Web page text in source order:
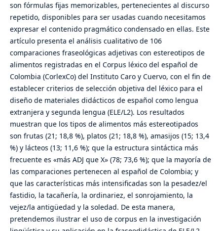
son fórmulas fijas memorizables, pertenecientes al discurso
repetido, disponibles para ser usadas cuando necesitamos
expresar el contenido pragmático condensado en ellas. Este
artículo presenta el análisis cualitativo de 106
comparaciones fraseológicas adjetivas con estereotipos de
alimentos registradas en el Corpus léxico del español de
Colombia (CorlexCo) del Instituto Caro y Cuervo, con el fin de
establecer criterios de selección objetiva del léxico para el
diseño de materiales didácticos de español como lengua
extranjera y segunda lengua (ELE/L2). Los resultados
muestran que los tipos de alimentos más estereotipados
son frutas (21; 18,8 %), platos (21; 18,8 %), amasijos (15; 13,4
%) y lácteos (13; 11,6 %); que la estructura sintáctica más
frecuente es «más ADJ que X» (78; 73,6 %); que la mayoría de
las comparaciones pertenecen al español de Colombia; y
que las características más intensificadas son la pesadez/el
fastidio, la tacañería, la ordinariez, el sonrojamiento, la
vejez/la antigüedad y la soledad. De esta manera,
pretendemos ilustrar el uso de corpus en la investigación